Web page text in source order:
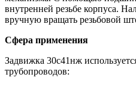
внутренней резьбе корпуса.
вручную вращать резьбовой
Сфера применения
Задвижка 30с41нж
трубопроводов: